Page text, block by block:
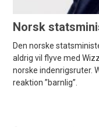
Norsk
Den norske
aldrig vil flyve med
norske indenrigsruter.
reaktion ”barnlig”.